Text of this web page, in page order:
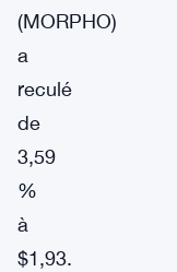
(MORPHO)
a
reculé
de
3,59
%
à
$1,93.